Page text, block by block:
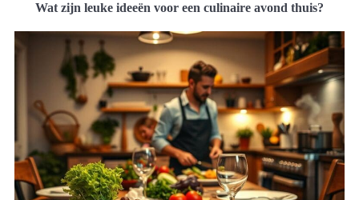
Wat zijn leuke ideeën voor een culinaire avond thuis?